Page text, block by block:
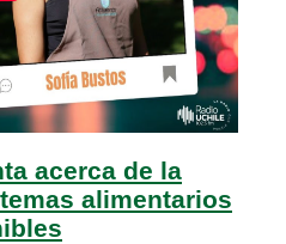
acerca de la
alimentarios